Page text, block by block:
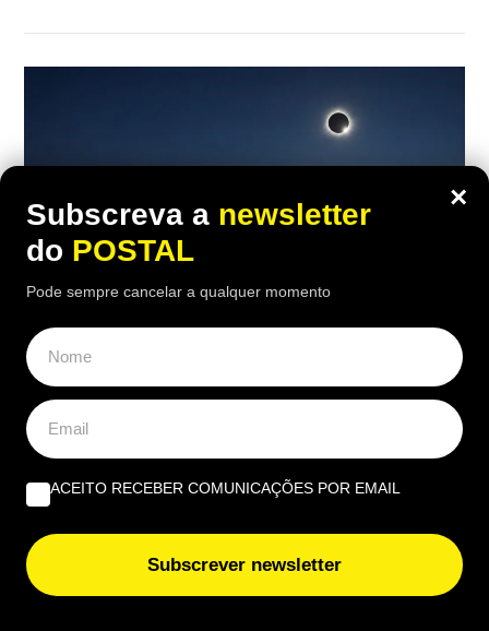
CIÊNCIA,NACIONAL
“Anel de diamante”: este fenómeno
raro durante o eclipse solar vai durar
cerca de 26 segundos e é isto que vai
acontecer
×
Subscreva a newsletter
do POSTAL
Pode sempre cancelar a qualquer momento
ACEITO RECEBER COMUNICAÇÕES POR EMAIL
Subscrever newsletter